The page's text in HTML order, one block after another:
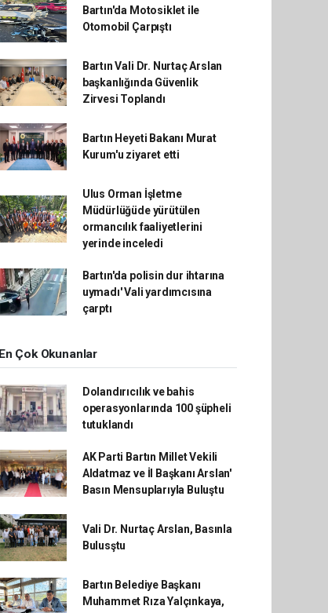
Bartın'da Motosiklet ile
Otomobil Çarpıştı
Bartın Vali Dr. Nurtaç Arslan
başkanlığında Güvenlik
Zirvesi Toplandı
Bartın Heyeti Bakanı Murat
Kurum'u ziyaret etti
Ulus Orman İşletme
Müdürlüğüde yürütülen
ormancılık faaliyetlerini
yerinde inceledi
Bartın'da polisin dur ihtarına
uymadı' Vali yardımcısına
çarptı
En Çok Okunanlar
Dolandırıcılık ve bahis
operasyonlarında 100 şüpheli
tutuklandı
AK Parti Bartın Millet Vekili
Aldatmaz ve İl Başkanı Arslan'
Basın Mensuplarıyla Buluştu
Vali Dr. Nurtaç Arslan, Basınla
Bulusştu
Bartın Belediye Başkanı
Muhammet Rıza Yalçınkaya,